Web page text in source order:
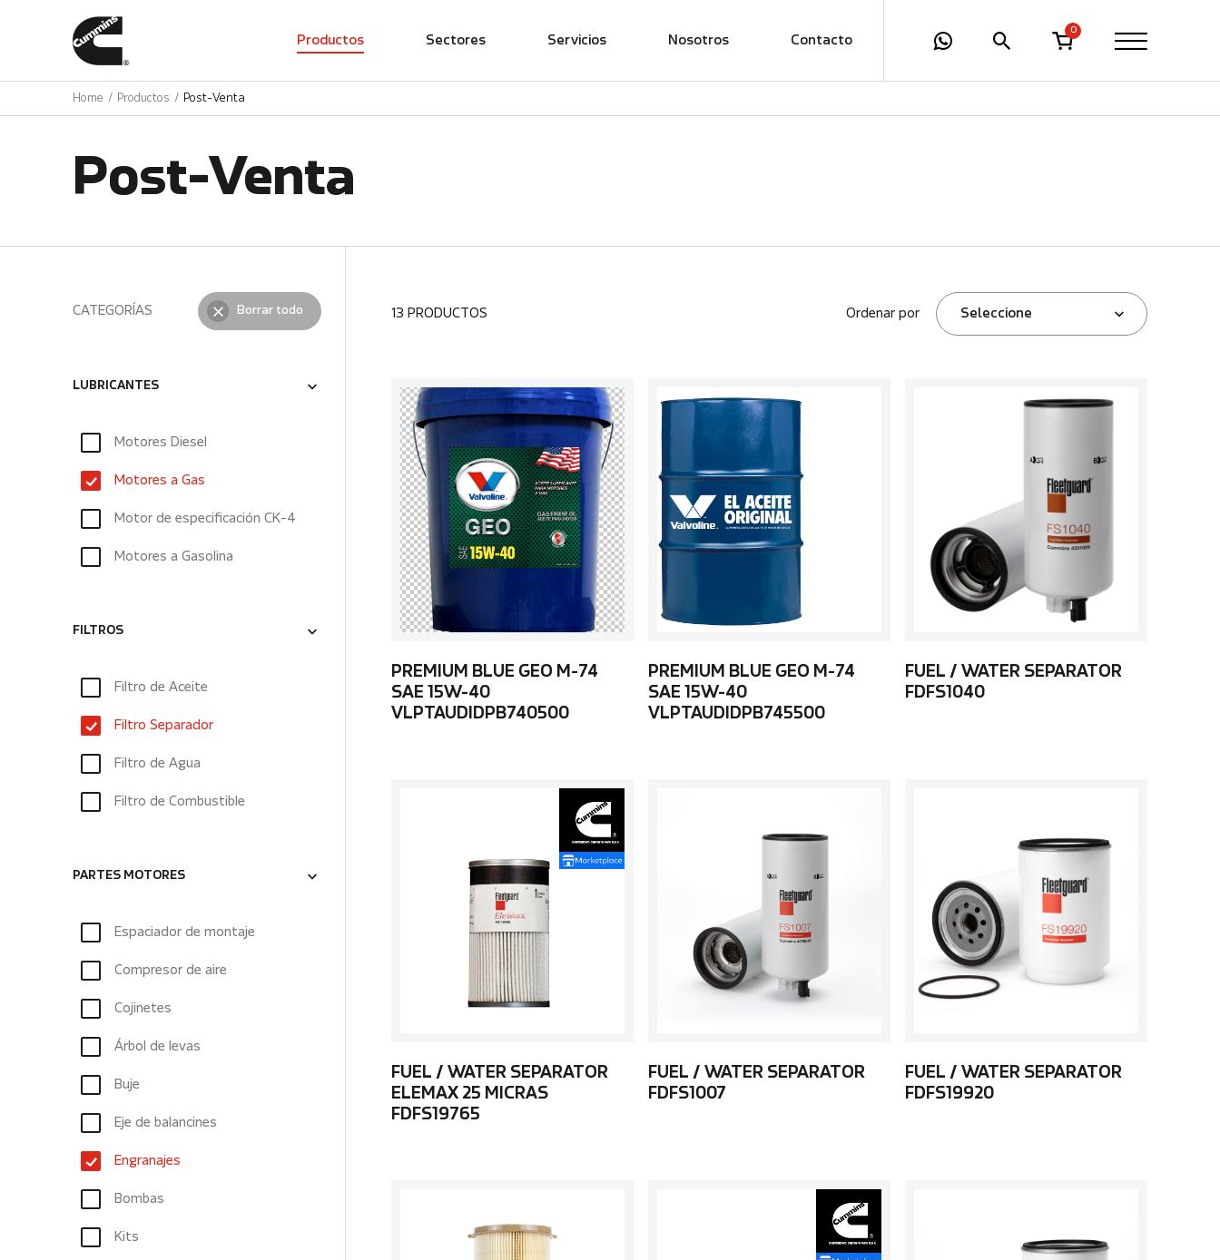
Productos Sectores Servicios Nosotros Contacto
0
Home Productos Post-Venta
Post-Venta
CATEGORÍAS Borrar todo
LUBRICANTES
Motores Diesel
Motores a Gas
Motor de especificación CK-4
Motores a Gasolina
FILTROS
Filtro de Aceite
Filtro Separador
Filtro de Agua
Filtro de Combustible
PARTES MOTORES
Espaciador de montaje
Compresor de aire
Cojinetes
Árbol de levas
Buje
Eje de balancines
Engranajes
Bombas
Kits
13 PRODUCTOS Ordenar por Seleccione
PREMIUM BLUE GEO M-74
SAE 15W-40
VLPTAUDIDPB740500
PREMIUM BLUE GEO M-74
SAE 15W-40
VLPTAUDIDPB745500
FUEL / WATER SEPARATOR
FDFS1040
FUEL / WATER SEPARATOR
ELEMAX 25 MICRAS
FDFS19765
FUEL / WATER SEPARATOR
FDFS1007
FUEL / WATER SEPARATOR
FDFS19920